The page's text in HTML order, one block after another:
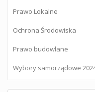
Prawo Lokalne
Ochrona Środowiska
Prawo budowlane
Wybory samorządowe